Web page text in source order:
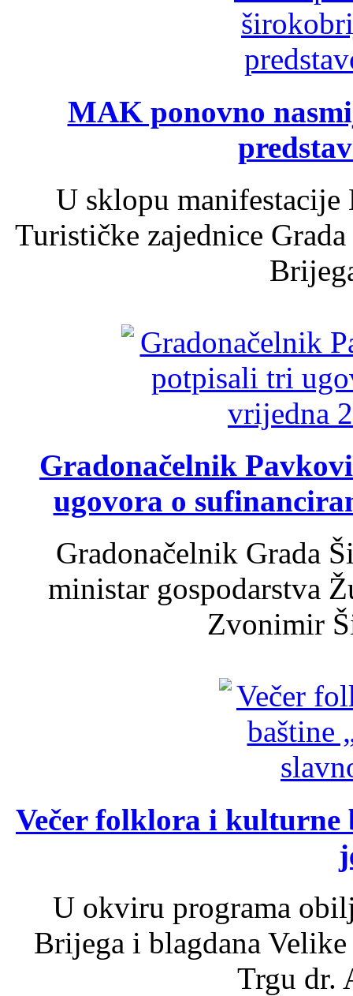
MAK ponovno
U sklopu
Turističke zajednice
Gradonačelnik
ugovora o
Gradonačelnik Grada
ministar gospodarstva
Zvonimir
Večer folklora i kulturne
U okviru programa
Brijega i blagdana
Trgu dr.